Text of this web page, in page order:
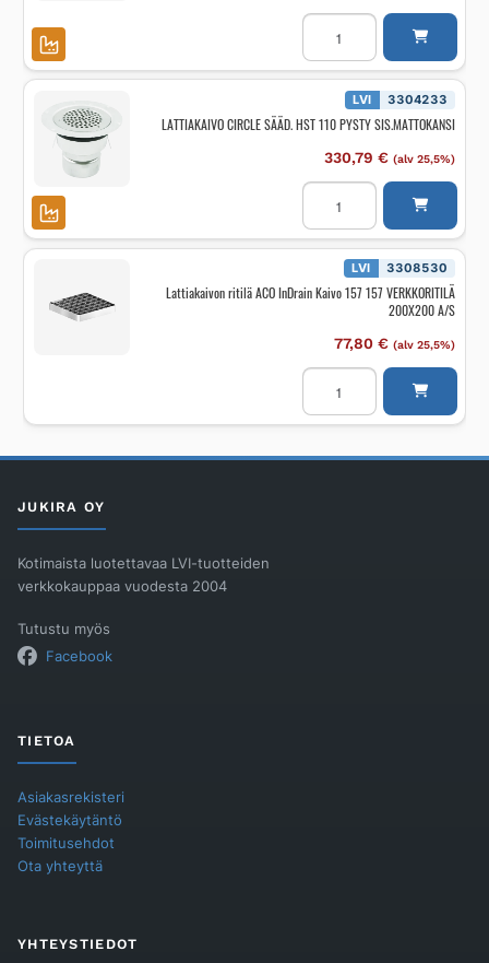
Lattiakaivon
InDrain
Kaivo
200x200
ruuturitilä
määrä
LVI 3304233
LATTIAKAIVO CIRCLE SÄÄD. HST 110 PYSTY SIS.MATTOKANSI
330,79 € (alv 25,5%)
LATTIAKAIVO
CIRCLE
SÄÄD.
HST
110
PYSTY
SIS.MATTOKANSI
määrä
LVI 3308530
Lattiakaivon ritilä ACO InDrain Kaivo 157 157 VERKKORITILÄ
200X200 A/S
77,80 € (alv 25,5%)
Lattiakaivon
InDrain
157
JUKIRA OY
Kotimaista luotettavaa LVI-tuotteiden
verkkokauppaa vuodesta 2004
Tutustu myös
Facebook
TIETOA
Asiakasrekisteri
Evästekäytäntö
Toimitusehdot
Ota yhteyttä
YHTEYSTIEDOT